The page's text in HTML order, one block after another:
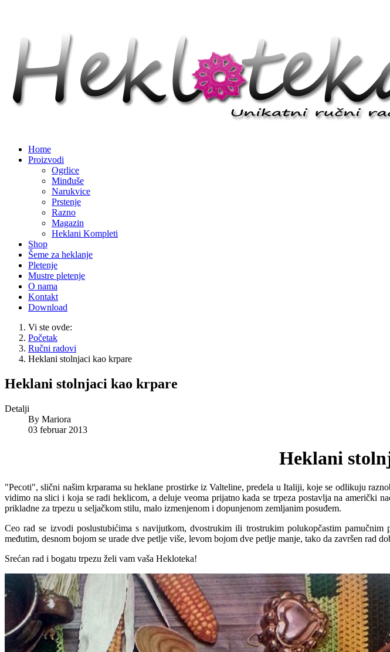
Home
Proizvodi
Ogrlice
Minđuše
Narukvice
Prstenje
Razno
Magazin
Heklani Kompleti
Shop
Šeme za heklanje
Pletenje
Mustre pletenje
O nama
Kontakt
Download
Vi ste ovde:
Početak
Ručni radovi
Heklani stolnjaci kao krpare
Heklani stolnjaci kao krpare
Detalji
By Mariora
03 februar 2013
Heklani
"Pecoti", slični našim krparama su heklane prostirke iz Valteline, predela u Italiji, koje se odlikuju
vidimo na slici i koja se radi heklicom, a deluje veoma prijatno kada se trpeza postavlja na američki
prikladne za trpezu u seljačkom stilu, malo izmenjenom i dopunjenom zemljanim posuđem.
Ceo rad se izvodi poslustubićima s navijutkom, dvostrukim ili trostrukim polukopčastim
međutim, desnom bojom se urade dve petlje više, levom bojom dve petlje manje, tako da završen rad
Srećan rad i bogatu trpezu želi vam vaša Hekloteka!